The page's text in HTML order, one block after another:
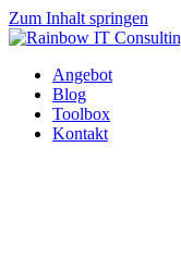
Zum Inhalt springen
Angebot
Blog
Toolbox
Kontakt